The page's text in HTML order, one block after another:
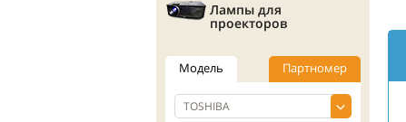
Лампы для
проекторов
Модель Партномер